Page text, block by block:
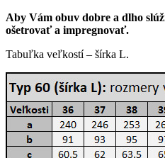
Aby Vám obuv dobre a dlho
ošetrovať a impregnovať.
Tabuľka veľkostí – šírka L.